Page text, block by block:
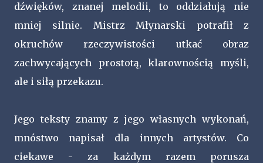
dźwięków, znanej melodii, to oddziałują nie
mniej silnie. Mistrz Młynarski potrafił z
okruchów rzeczywistości utkać obraz
zachwycających prostotą, klarownością myśli,
ale i siłą przekazu.
Jego teksty znamy z jego własnych wykonań,
mnóstwo napisał dla innych artystów. Co
ciekawe - za każdym razem porusza